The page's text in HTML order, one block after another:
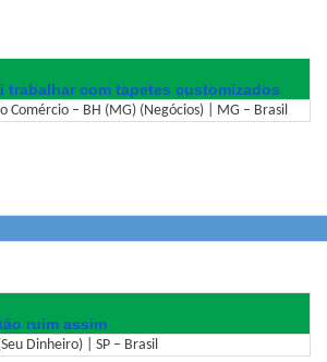
trabalhar com tapetes customizados
Comércio – BH (MG) (Negócios) | MG – Brasil
ruim assim
Dinheiro) | SP – Brasil